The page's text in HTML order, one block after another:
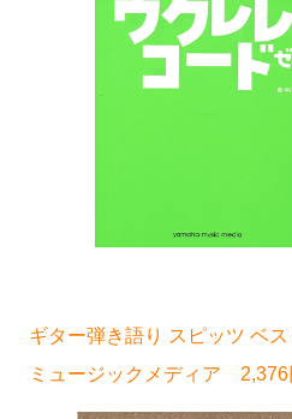
ギター弾き語り スピッツ ベ
ミュージックメディア 2,376